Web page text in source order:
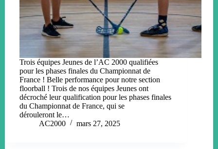
Trois équipes Jeunes de l’AC 2000 qualifiées
pour les phases finales du Championnat de
France ! Belle performance pour notre section
floorball ! Trois de nos équipes Jeunes ont
décroché leur qualification pour les phases finales
du Championnat de France, qui se
dérouleront le…
AC2000
mars 27, 2025